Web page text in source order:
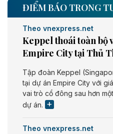
ĐIỂM BÁO TRONG
Theo vnexpress.net
Keppel thoái toàn bộ
Empire City tại Thủ
Tập đoàn Keppel
tại dự án Empire City với
vai trò cổ đông sau hơn
dự án.
Theo vnexpress.net